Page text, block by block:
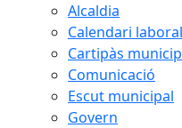
Alcaldia
Calendari laboral
Cartipàs
Comunicació
Escut municipal
Govern